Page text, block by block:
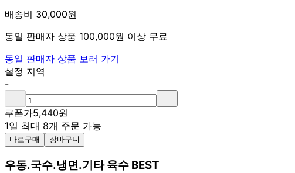
배송비 30,000원
동일 판매자 상품 100,000원 이상 무료
동일 판매자 상품 보러 가기
설정 지역
-
쿠폰가5,440원
1일 최대 8개 주문 가능
바로구매 장바구니
우동.국수.냉면.기타 육수 BEST